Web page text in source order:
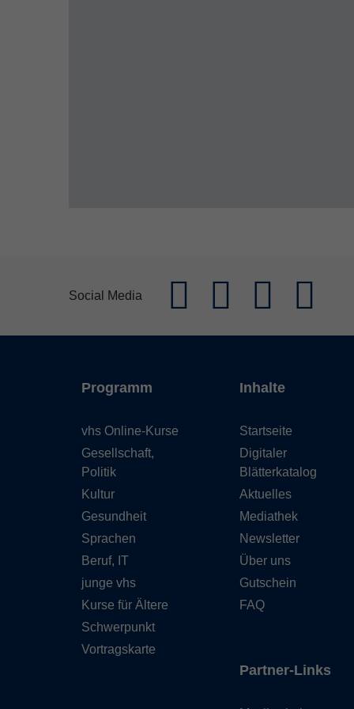
Social Media
Programm
vhs Online-Kurse
Gesellschaft,
Politik
Kultur
Gesundheit
Sprachen
Beruf, IT
junge vhs
Kurse für Ältere
Schwerpunkt
Vortragskarte
Inhalte
Startseite
Digitaler
Blätterkatalog
Aktuelles
Mediathek
Newsletter
Über uns
Gutschein
FAQ
Partner-Links